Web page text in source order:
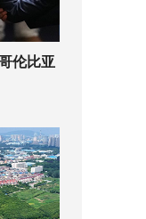
伦比亚